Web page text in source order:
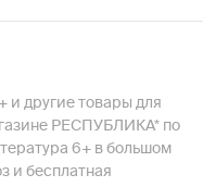
другие товары для
РЕСПУБЛИКА* по
6+ в большом
и бесплатная